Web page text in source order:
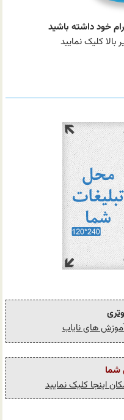
خود داشته باشید
کلیک نمایید
های نایاب
شما
اینجا کلیک نمایید